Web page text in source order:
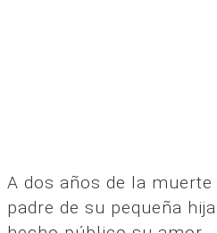
A dos años de la
padre de su pequeña